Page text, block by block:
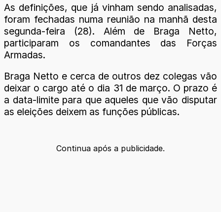
As definições, que já vinham sendo analisadas,
foram fechadas numa reunião na manhã desta
segunda-feira (28). Além de Braga Netto,
participaram os comandantes das Forças
Armadas.
Braga Netto e cerca de outros dez colegas vão
deixar o cargo até o dia 31 de março. O prazo é
a data-limite para que aqueles que vão disputar
as eleições deixem as funções públicas.
Continua após a publicidade.